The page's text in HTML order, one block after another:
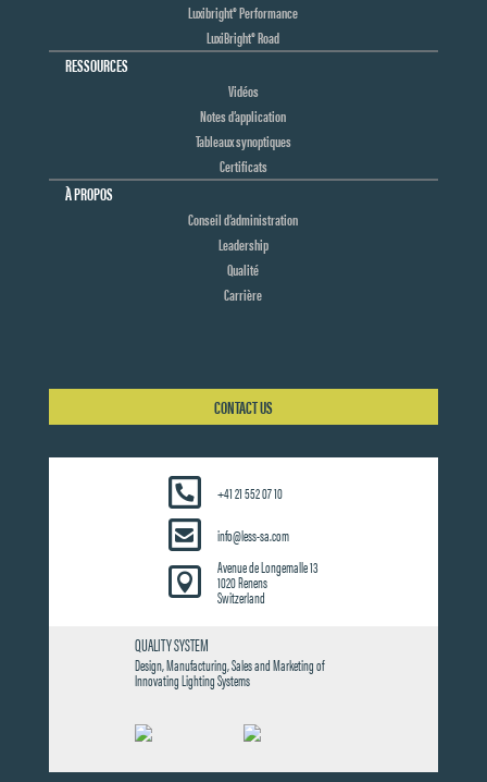
Luxibright® Performance
LuxiBright® Road
RESSOURCES
Vidéos
Notes d’application
Tableaux synoptiques
Certificats
À PROPOS
Conseil d’administration
Leadership
Qualité
Carrière
CONTACT US
+41 21 552 07 10
info@less-sa.com

Avenue de Longemalle 13
1020 Renens
Switzerland
QUALITY SYSTEM
Design, Manufacturing, Sales and Marketing of
Innovating Lighting Systems